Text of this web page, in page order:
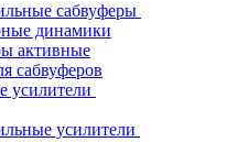
сабвуферы
динамики
активные
сабвуферов
усилители
усилители